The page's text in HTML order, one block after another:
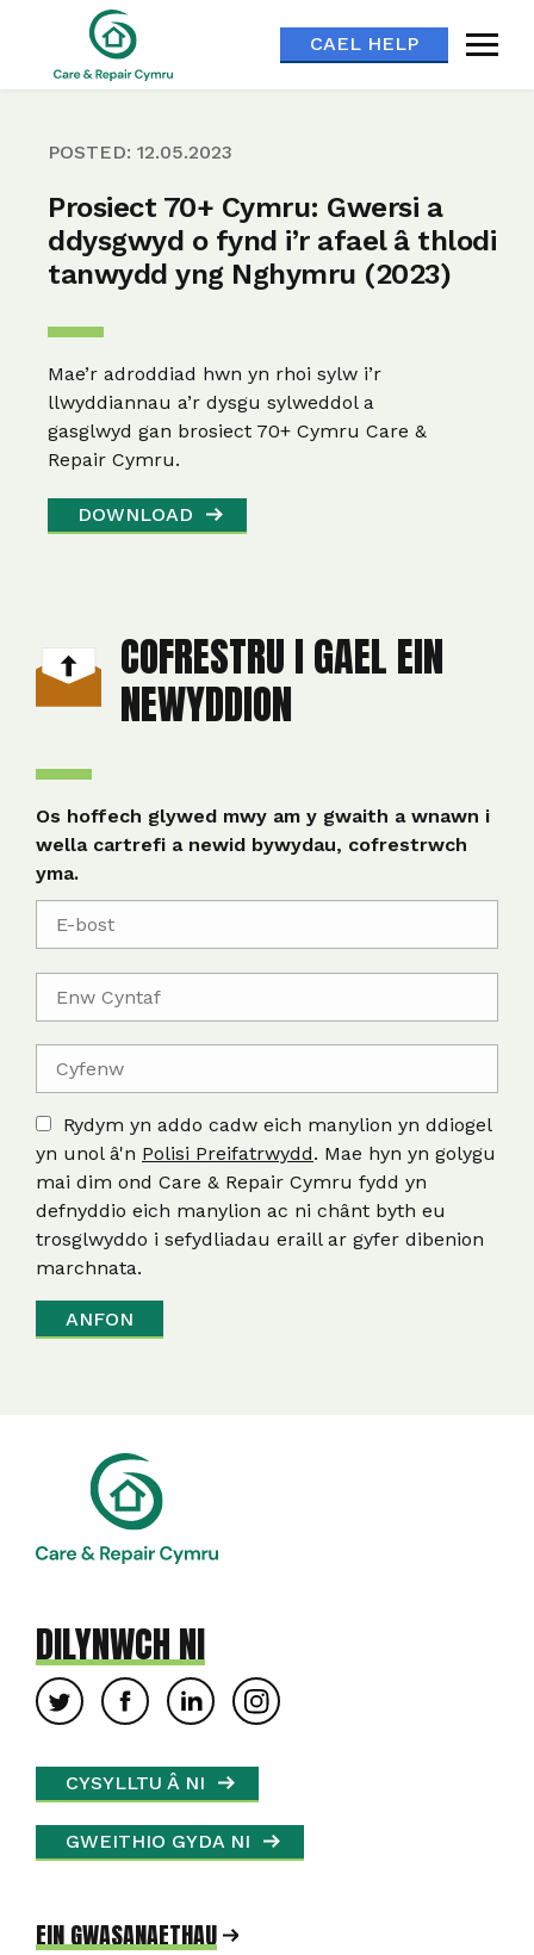
CAEL HELP
POSTED: 12.05.2023
Prosiect 70+ Cymru: Gwersi a
ddysgwyd o fynd i’r afael â thlodi
tanwydd yng Nghymru (2023)
Mae’r adroddiad hwn yn rhoi sylw i’r
llwyddiannau a’r dysgu sylweddol a
gasglwyd gan brosiect 70+ Cymru Care &
Repair Cymru.
DOWNLOAD
COFRESTRU I GAEL EIN
NEWYDDION
Os hoffech glywed mwy am y gwaith a wnawn i
wella cartrefi a newid bywydau, cofrestrwch
yma.
Rydym yn addo cadw eich manylion yn ddiogel
yn unol â'n Polisi Preifatrwydd. Mae hyn yn golygu
mai dim ond Care & Repair Cymru fydd yn
defnyddio eich manylion ac ni chânt byth eu
trosglwyddo i sefydliadau eraill ar gyfer dibenion
marchnata.
DILYNWCH NI
CYSYLLTU Â NI
GWEITHIO GYDA NI
EIN GWASANAETHAU